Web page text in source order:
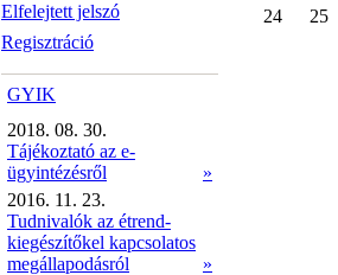
Elfelejtett jelszó
Regisztráció
GYIK
2018. 08. 30.
Tájékoztató az e-
ügyintézésről
»
2016. 11. 23.
Tudnivalók az étrend-
kiegészítőkel kapcsolatos
megállapodásról
»
24
25